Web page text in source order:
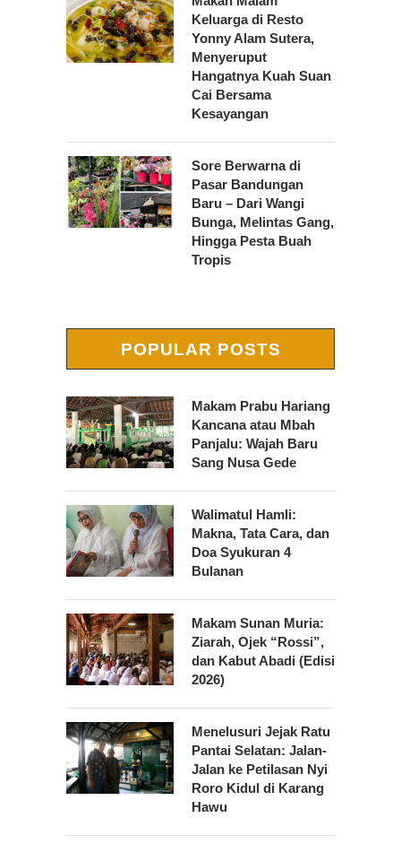
Keluarga di Resto
Yonny Alam Sutera,
Menyeruput
Hangatnya Kuah Suan
Cai Bersama
Kesayangan
Sore Berwarna di
Pasar Bandungan
Baru – Dari Wangi
Bunga, Melintas Gang,
Hingga Pesta Buah
Tropis
POPULAR POSTS
Makam Prabu Hariang
Kancana atau Mbah
Panjalu: Wajah Baru
Sang Nusa Gede
Walimatul Hamli:
Makna, Tata Cara, dan
Doa Syukuran 4
Bulanan
Makam Sunan Muria:
Ziarah, Ojek “Rossi”,
dan Kabut Abadi (Edisi
2026)
Menelusuri Jejak Ratu
Pantai Selatan: Jalan-
Jalan ke Petilasan Nyi
Roro Kidul di Karang
Hawu